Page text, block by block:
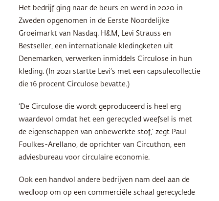
Het bedrijf ging naar de beurs en werd in 2020 in
Zweden opgenomen in de Eerste Noordelijke
Groeimarkt van Nasdaq. H&M, Levi Strauss en
Bestseller, een internationale kledingketen uit
Denemarken, verwerken inmiddels Circulose in hun
kleding. (In 2021 startte Levi’s met een capsulecollectie
die 16 procent Circulose bevatte.)
‘De Circulose die wordt geproduceerd is heel erg
waardevol omdat het een gerecycled weefsel is met
de eigenschappen van onbewerkte stof,’ zegt Paul
Foulkes-Arellano, de oprichter van Circuthon, een
adviesbureau voor circulaire economie.
Ook een handvol andere bedrijven nam deel aan de
wedloop om op een commerciële schaal gerecyclede